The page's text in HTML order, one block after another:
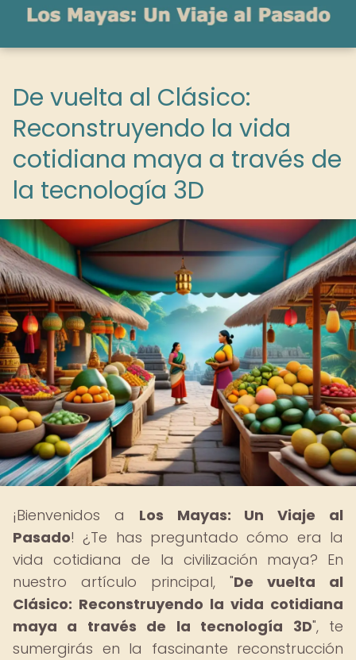
De vuelta al Clásico:
Reconstruyendo la vida
cotidiana maya a través de
la tecnología 3D
¡Bienvenidos a Los Mayas: Un Viaje al
Pasado! ¿Te has preguntado cómo era la
vida cotidiana de la civilización maya? En
nuestro artículo principal, "De vuelta al
Clásico: Reconstruyendo la vida cotidiana
maya a través de la tecnología 3D", te
sumergirás en la fascinante reconstrucción